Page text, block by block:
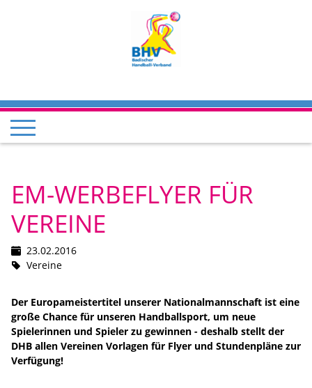
EM-WERBEFLYER FÜR
VEREINE
23.02.2016
Vereine
Der Europameistertitel unserer Nationalmannschaft ist eine
große Chance für unseren Handballsport, um neue
Spielerinnen und Spieler zu gewinnen - deshalb stellt der
DHB allen Vereinen Vorlagen für Flyer und Stundenpläne zur
Verfügung!